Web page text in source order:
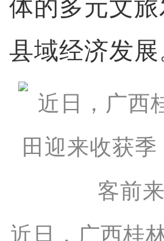
体的多元文
县域经济发
近日，广西桂